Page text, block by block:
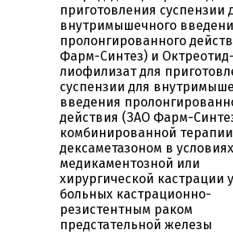
приготовления суспензии
внутримышечного
пролонгированного
Фарм-Синтез) и
лиофилизат для
суспензии для
введения
действия (ЗАО Фарм-
комбинированной
дексаметазоном в условиях
медикаментозной или
хирургической кастрации у
больных кастрационно-
резистентным раком
предстательной железы